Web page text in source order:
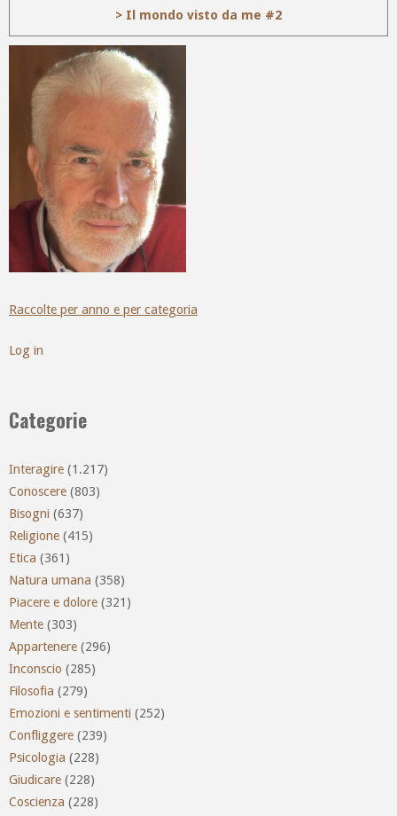
> Il mondo visto da me #2
Raccolte per anno e per categoria
Log in
Categorie
Interagire (1.217)
Conoscere (803)
Bisogni (637)
Religione (415)
Etica (361)
Natura umana (358)
Piacere e dolore (321)
Mente (303)
Appartenere (296)
Inconscio (285)
Filosofia (279)
Emozioni e sentimenti (252)
Confliggere (239)
Psicologia (228)
Giudicare (228)
Coscienza (228)